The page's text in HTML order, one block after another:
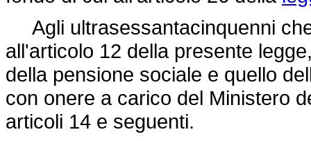
Agli ultrasessantacinquenni
all'articolo 12 della presente
della pensione sociale e quello
con onere a carico del Ministero
articoli 14 e seguenti.